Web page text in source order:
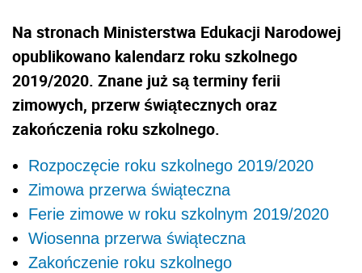
Na stronach Ministerstwa Edukacji Narodowej
opublikowano kalendarz roku szkolnego
2019/2020. Znane już są terminy ferii
zimowych, przerw świątecznych oraz
zakończenia roku szkolnego.
Rozpoczęcie roku szkolnego 2019/2020
Zimowa przerwa świąteczna
Ferie zimowe w roku szkolnym 2019/2020
Wiosenna przerwa świąteczna
Zakończenie roku szkolnego